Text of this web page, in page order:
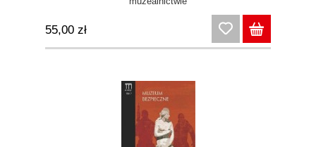
55,00 zł